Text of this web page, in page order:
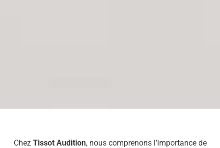
Chez Tissot Audition, nous comprenons l’importance de